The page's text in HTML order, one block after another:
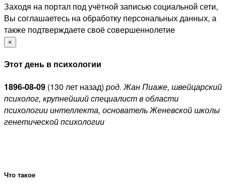
Заходя на портал под учётной записью социальной сети,
Вы соглашаетесь на обработку персональных данных, а
также подтверждаете своё совершеннолетие
×
Этот день в психологии
1896-08-09 (130 лет назад) род. Жан Пиаже, швейцарский
психолог, крупнейший специалист в области
психологии интеллекта, основатель Женевской школы
генетической психологии
Что такое